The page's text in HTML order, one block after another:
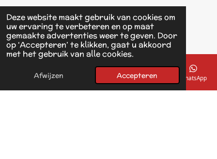
Deze website maakt gebruik van cookies om
uw ervaring te verbeteren en op maat
gemaakte advertenties weer te geven. Door
op ‘Accepteren’ te klikken, gaat u akkoord
met het gebruik van alle cookies.
Afwijzen Accepteren
Einsteinstraat 125
1433 KH Kudelstaart
F
a
o
© 2017 - 2026 Linda's Dierplaza
E-mailadres Telefoonnummer Kaart Facebook WhatsApp